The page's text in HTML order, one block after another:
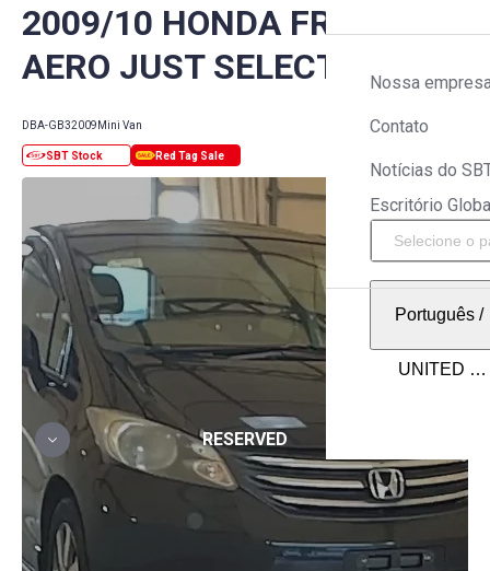
Nossa
Contato
Notícias do
Escritório
Português/
2009/10 HONDA FREED G
AERO JUST SELECTION
DBA-GB32009 Mini Van